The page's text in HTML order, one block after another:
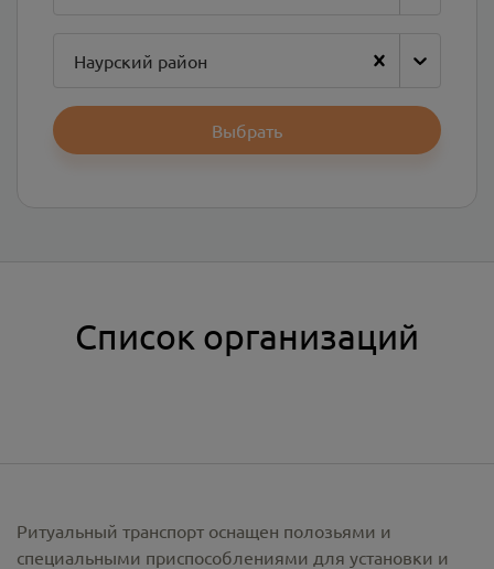
Наурский район
Выбрать
Список организаций
Ритуальный транспорт оснащен полозьями и
специальными приспособлениями для установки и